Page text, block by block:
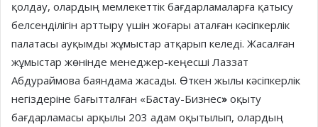
қолдау, олардың мемлекеттік бағдарламаларға қатысу
белсенділігін арттыру үшін жоғары аталған кәсіпкерлік
палатасы ауқымды жұмыстар атқарып келеді. Жасалған
жұмыстар жөнінде менеджер-кеңесші Лаззат
Абдураймова баяндама жасады. Өткен жылы кәсіпкерлік
негіздеріне бағытталған «Бастау-Бизнес» оқыту
бағдарламасы арқылы 203 адам оқытылып, олардың